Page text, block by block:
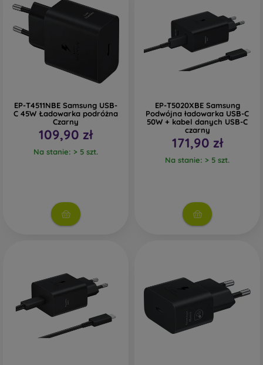
EP-T4511NBE Samsung USB-
C 45W Ładowarka podróżna
Czarny
109,90 zł
Na stanie: > 5 szt.
EP-T5020XBE Samsung
Podwójna ładowarka USB-C
50W + kabel danych USB-C
czarny
171,90 zł
Na stanie: > 5 szt.